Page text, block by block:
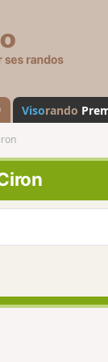
s
a
n
o
Visorando